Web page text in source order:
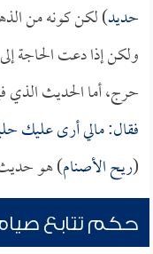
حديد) لكن كونه من
ولكن إذا دعت الحاجة
حرج، أما الحديث الذي
فقال: مالي أرى عليك
(ريح الأصنام) هو
حكم تتابع